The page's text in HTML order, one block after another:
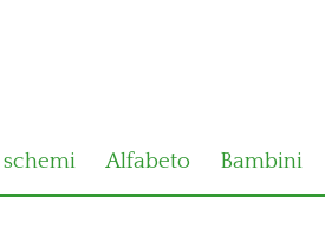
Alfabeto Bambini